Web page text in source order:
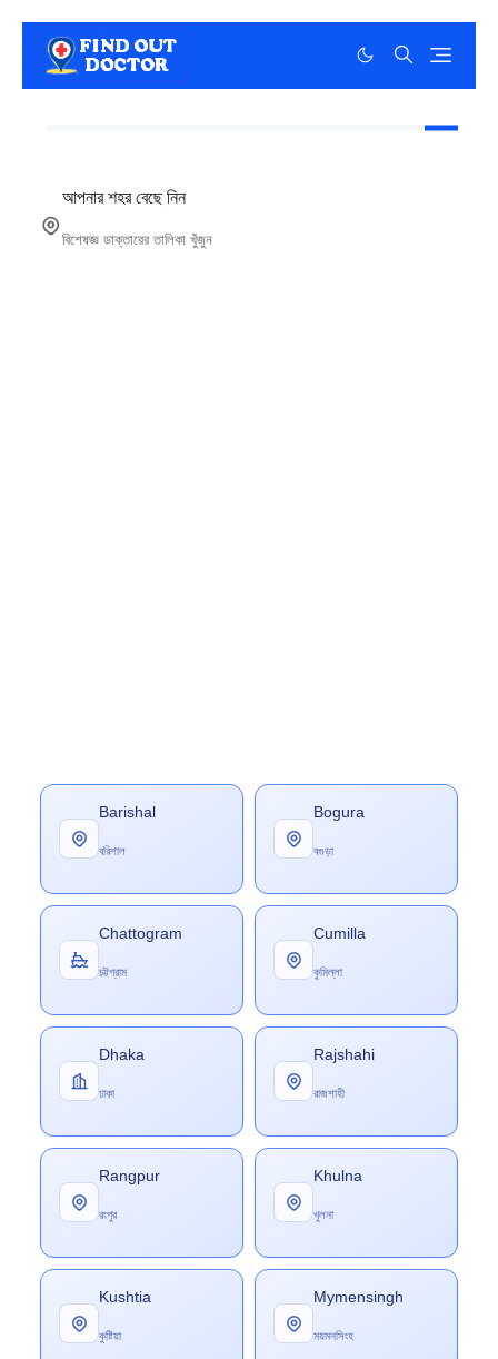
আপনার শহর বেছে নিন
বিশেষজ্ঞ ডাক্তারের তালিকা খুঁজুন
Barishal
বরিশাল
Bogura
বগুড়া
Chattogram
চট্টগ্রাম
Cumilla
কুমিল্লা
Dhaka
ঢাকা
Rajshahi
রাজশাহী
Rangpur
রংপুর
Khulna
খুলনা
Kushtia
কুষ্টিয়া
Mymensingh
ময়মনসিংহ